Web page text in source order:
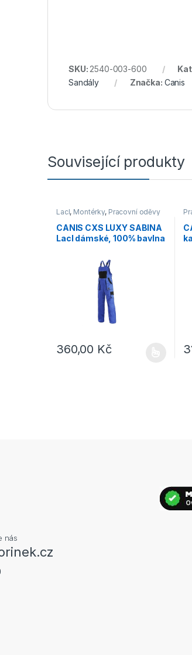
SKU: 2540-003-600
Sandály
Značka: Canis
Související produkty
Lacl, Montérky, Pracovní oděvy
CANIS CXS LUXY SABINA
Lacl dámské, 100% bavlna
360,00 Kč
nás